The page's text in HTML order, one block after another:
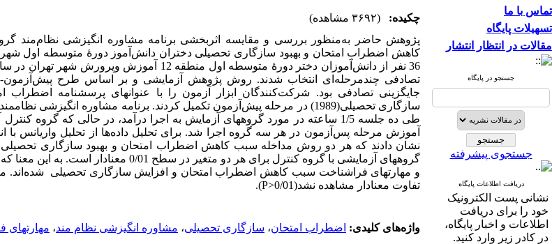
تماس با ما
تسهیلات پایگاه
مقالات در انتظار انتشار
جستجو در پایگاه
جستجوی پیشرفته
دریافت اطلاعات پایگاه
نشانی پست الکترونیک
خود را برای دریافت
اطلاعات و اخبار پایگاه،
در کادر زیر وارد کنید.
چکیده:
(۳۶۹۲ مشاهده)
پژوهش حاضر به‌­منظور بررسی و مقایسه اثربخشی برنامه مشاوره انگیزشی نظام‌­مند
کاهش اضطراب امتحان و بهبود سازگاری تحصیلی دختران دانش‌­آموز دورۀ متوسطه اول
تصادفی چندمرحله­‌ای انتخاب شدند. روش پژوهش آزمایشی و بر اساس طرح پیش‌­آزمون-
سازگاری تحصیلی(1989) در مرحله پیش­‌آزمون تکمیل کردند. برنامه مشاوره
طی ده جلسه 1/5 ساعته در مورد گروههای آزمایش به­ اجرا درآمد، در حالی که
آموزش مرحله پس­‌آزمون در هر سه گروه اجرا شد. برای تحلیل داده‌­ها از تحلیل واریانس با
نشان دادند که هر دو روش مداخله سبب کاهش اضطراب امتحان و بهبود سازگاری
گروههای آزمایشی با گروه کنترل برای هر دو متغیر
و مهارتهای فراشناخت سبب کاهش اضطراب امتحان و افزایش سازگاری تحصیلی شده‌­اند.
تفاوت معنادار مشاهده نشد(0/01<P).
واژه‌های کلیدی: اضطراب امتحان، سازگاری تحصیلی، مشاوره انگیزشی نظام مند، مهارتهای